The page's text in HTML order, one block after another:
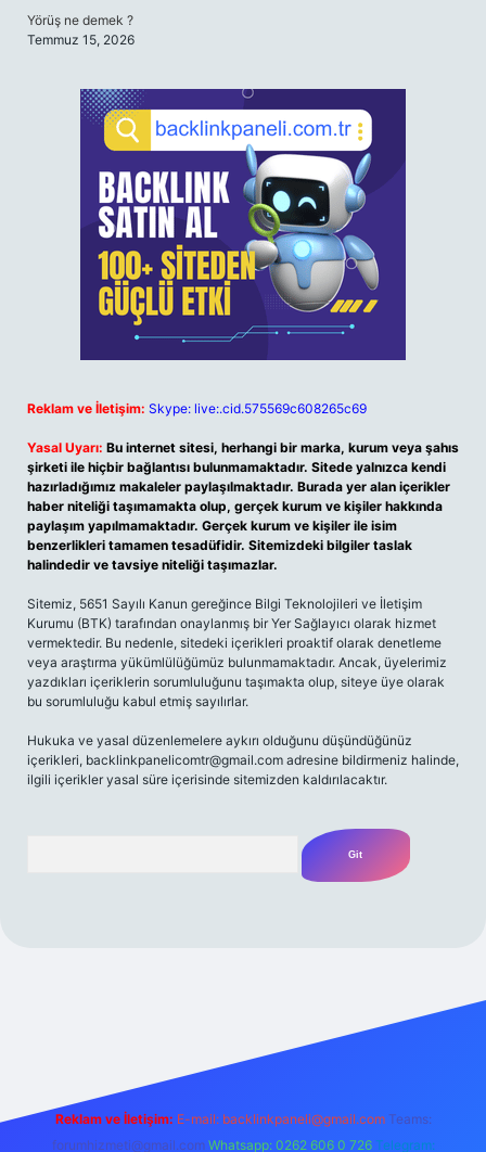
Yörüş ne demek ?
Temmuz 15, 2026
Reklam ve İletişim: Skype: live:.cid.575569c608265c69
Yasal Uyarı: Bu internet sitesi, herhangi bir marka, kurum veya şahıs
şirketi ile hiçbir bağlantısı bulunmamaktadır. Sitede yalnızca kendi
hazırladığımız makaleler paylaşılmaktadır. Burada yer alan içerikler
haber niteliği taşımamakta olup, gerçek kurum ve kişiler hakkında
paylaşım yapılmamaktadır. Gerçek kurum ve kişiler ile isim
benzerlikleri tamamen tesadüfidir. Sitemizdeki bilgiler taslak
halindedir ve tavsiye niteliği taşımazlar.
Sitemiz, 5651 Sayılı Kanun gereğince Bilgi Teknolojileri ve İletişim
Kurumu (BTK) tarafından onaylanmış bir Yer Sağlayıcı olarak hizmet
vermektedir. Bu nedenle, sitedeki içerikleri proaktif olarak denetleme
veya araştırma yükümlülüğümüz bulunmamaktadır. Ancak, üyelerimiz
yazdıkları içeriklerin sorumluluğunu taşımakta olup, siteye üye olarak
bu sorumluluğu kabul etmiş sayılırlar.
Hukuka ve yasal düzenlemelere aykırı olduğunu düşündüğünüz
içerikleri, backlinkpanelicomtr@gmail.com adresine bildirmeniz halinde,
ilgili içerikler yasal süre içerisinde sitemizden kaldırılacaktır.
m elexbet
Reklam ve İletişim: E-mail: backlinkpaneli@gmail.com Teams:
forumhizmeti@gmail.com Whatsapp: 0262 606 0 726 Telegram: